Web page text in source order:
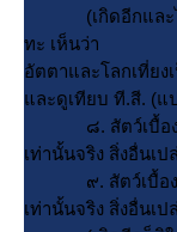
(เกิดอีกและไม่เ
ทะ เห็นว่า
อัตตาและโลกเที่ย
ละดูเทียบ ที.สี. (แ
๘. สัตว์เบื้องหน้
เท่านั้นจริง สิ่งอื่นเป
๙. สัตว์เบื้องหน้
เท่านั้นจริง สิ่งอื่นเป